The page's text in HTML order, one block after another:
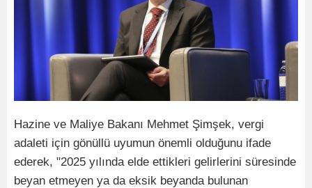
Hazine ve Maliye Bakanı Mehmet Şimşek, vergi
adaleti için gönüllü uyumun önemli olduğunu ifade
ederek, "2025 yılında elde ettikleri gelirlerini süresinde
beyan etmeyen ya da eksik beyanda bulunan